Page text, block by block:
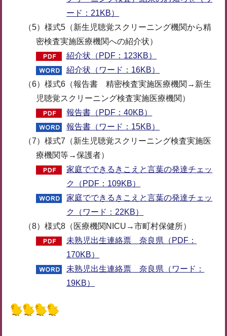
ード：21KB）
（5）様式5（新生児聴覚スクリーニング機関から精
密検査実施医療機関への紹介状）
紹介状（PDF：123KB）
紹介状（ワード：16KB）
（6）様式6（報告書 精密検査実施医療機関→新生
児聴覚スクリーニング検査実施医療機関）
報告書（PDF：40KB）
報告書（ワード：15KB）
（7）様式7（新生児聴覚スクリーニング検査実施医
療機関等→保護者）
家庭でできるきこえと言葉の発達チェッ
ク（PDF：109KB）
家庭でできるきこえと言葉の発達チェッ
ク（ワード：22KB）
（8）様式8（医療機関NICU→市町村保健所）
未熟児出生連絡票 奈良県（PDF：
170KB）
未熟児出生連絡票 奈良県（ワード：
19KB）